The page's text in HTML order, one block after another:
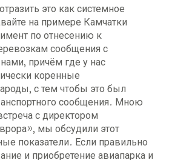
это как системное
на примере Камчатки
по отнесению к
сообщения с
причём где у нас
коренные
с тем чтобы это был
сообщения. Мною
с директором
мы обсудили этот
показатели. Если правильно
и приобретение авиапарка и